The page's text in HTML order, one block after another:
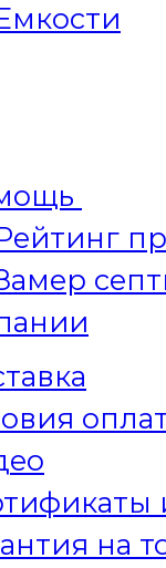
на